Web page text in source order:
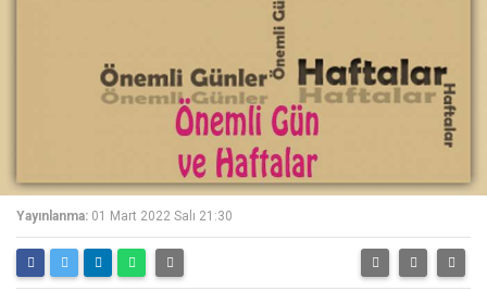
Yayınlanma: 01 Mart 2022 Salı 21:30